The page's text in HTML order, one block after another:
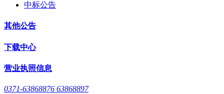
中标公告
其他公告
下载中心
营业执照信息
0371-63868876 63868897